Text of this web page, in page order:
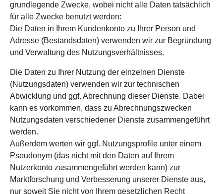
grundlegende Zwecke, wobei nicht alle Daten tatsächlich
für alle Zwecke benutzt werden:
Die Daten in Ihrem Kundenkonto zu Ihrer Person und
Adresse (Bestandsdaten) verwenden wir zur Begründung
und Verwaltung des Nutzungsverhältnisses.
Die Daten zu Ihrer Nutzung der einzelnen Dienste
(Nutzungsdaten) verwenden wir zur technischen
Abwicklung und ggf. Abrechnung dieser Dienste. Dabei
kann es vorkommen, dass zu Abrechnungszwecken
Nutzungsdaten verschiedener Dienste zusammengeführt
werden.
Außerdem werten wir ggf. Nutzungsprofile unter einem
Pseudonym (das nicht mit den Daten auf Ihrem
Nutzerkonto zusammengeführt werden kann) zur
Marktforschung und Verbesserung unserer Dienste aus,
nur soweit Sie nicht von Ihrem gesetzlichen Recht